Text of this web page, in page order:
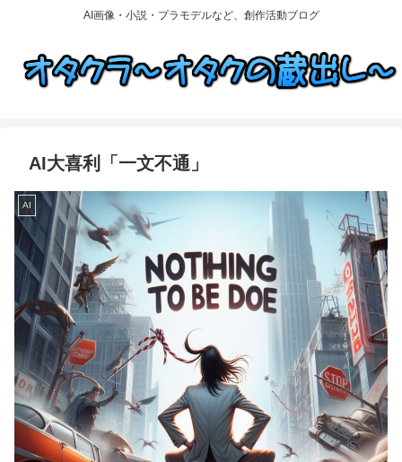
AI画像・小説・プラモデルなど、創作活動ブログ
AI大喜利「一文不通」
AI